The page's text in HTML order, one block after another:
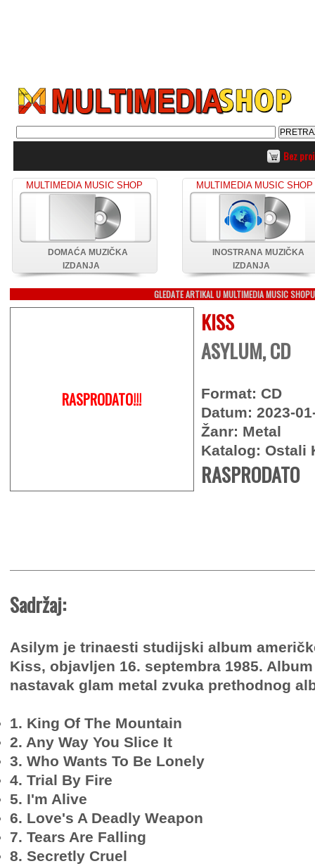
Bez
MULTIMEDIA MUSIC SHOP
DOMAĆA MUZIČKA
IZDANJA
MULTIMEDIA MUSIC SHOP
INOSTRANA MUZIČKA
IZDANJA
GLEDATE ARTIKAL U MULTIMEDIA MUSIC SHOPU
RASPRODATO!!!
KISS
ASYLUM, CD
Format: CD
Datum: 2023-
Žanr: Metal
Katalog: Ostali
RASPRODATO
Sadržaj:
Asilym je trinaesti studijski album
Kiss, objavljen 16. septembra 1985.
nastavak glam metal zvuka prethodnog
1. King Of The Mountain
2. Any Way You Slice It
3. Who Wants To Be Lonely
4. Trial By Fire
5. I'm Alive
6. Love's A Deadly Weapon
7. Tears Are Falling
8. Secretly Cruel